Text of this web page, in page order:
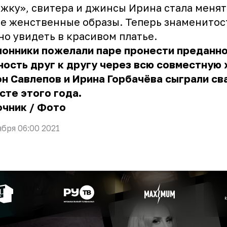
свитера и джинсы Ирина стала
женственные образы. Теперь
увидеть в красивом платье.
пожелали паре пронести
друг к другу через всю совместную
Савлепов и Ирина Горбачёва сыграли
этого года.
/ Фото
06:00 2021